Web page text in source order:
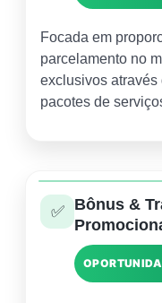
Focada em
parcelamento no
exclusivos através
pacotes de
✅
Bônus &